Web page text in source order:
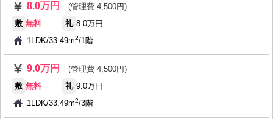
8.0万円
(管理費 4,500円)
敷 無料 礼 8.0万円
1LDK/33.49m2/1階
9.0万円
(管理費 4,500円)
敷 無料 礼 9.0万円
1LDK/33.49m2/3階